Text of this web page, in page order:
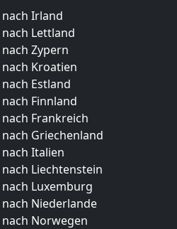
Irland
Lettland
Zypern
Kroatien
Estland
Finnland
Frankreich
Griechenland
Italien
Liechtenstein
Luxemburg
Niederlande
Norwegen